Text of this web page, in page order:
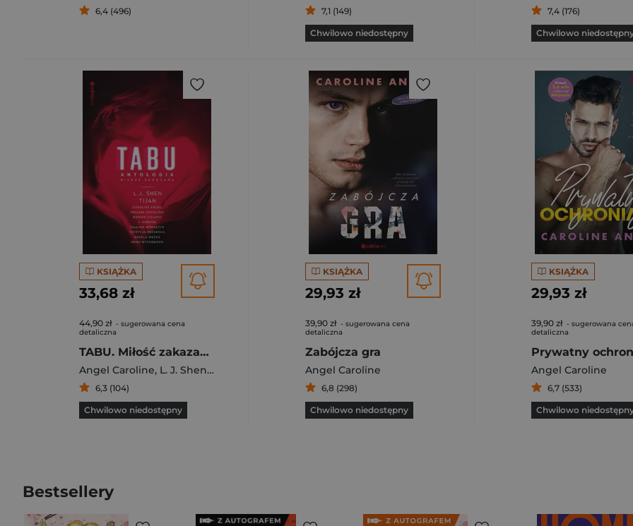
6,4 (496) 7,1 (149)
Chwilowo niedostępny
7,4 (176)
Chwilowo
KSIĄŻKA
33,68 zł
44,90 zł - sugerowana cena
detaliczna
TABU. Miłość zakazana. Antologia
Angel Caroline, L. J. Shen,Tijan Monika Cieluch,Różańska Patrycja
6,3 (104)
Chwilowo niedostępny
KSIĄŻKA
29,93 zł
39,90 zł - sugerowana cena
detaliczna
Zabójcza gra
Angel Caroline
6,8 (298)
Chwilowo niedostępny
KSIĄŻKA
29,93 zł
39,90 zł - sugerowana
detaliczna
Prywatny
Angel Caroline
6,7 (533)
Chwilowo
Bestsellery